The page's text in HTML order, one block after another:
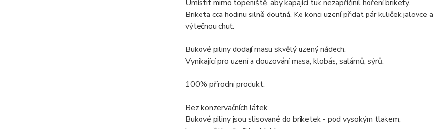
Umístit mimo topeniště, aby kapající tuk nezapříčinil hoření brikety.
Briketa cca hodinu silně doutná. Ke konci uzení přidat pár kuliček jalovce
výtečnou chuť.
Bukové piliny dodají masu skvělý uzený nádech.
Vynikající pro uzení a douzování masa, klobás, salámů, sýrů.
100% přírodní produkt.
Bez konzervačních látek.
Bukové piliny jsou slisované do briketek - pod vysokým tlakem,